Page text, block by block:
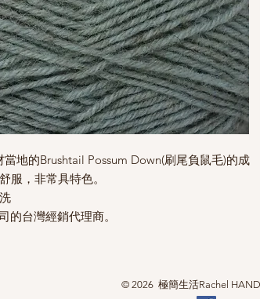
地的Brushtail Possum Down(刷尾負鼠毛)的成
服，非常具特色。
的台灣經銷代理商。
© 2026 極簡生活Rachel